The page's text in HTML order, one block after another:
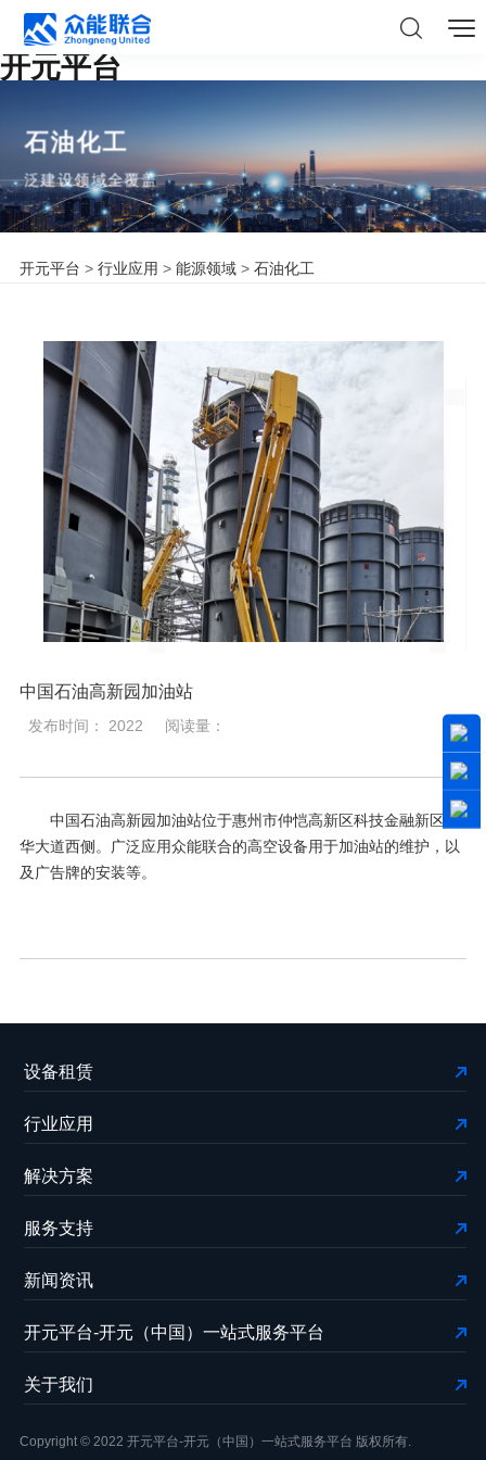
开元平台
石油化工
泛建设领域全覆盖
开元平台 > 行业应用 > 能源领域> 石油化工
中国石油高新园加油站
发布时间： 2022 阅读量：
中国石油高新园加油站位于惠州市仲恺高新区科技金融新区新
华大道西侧。广泛应用众能联合的高空设备用于加油站的维护，以
及广告牌的安装等。
设备租赁
行业应用
解决方案
服务支持
新闻资讯
开元平台-开元（中国）一站式服务平台
关于我们
Copyright © 2022 开元平台-开元（中国）一站式服务平台 版权所有.